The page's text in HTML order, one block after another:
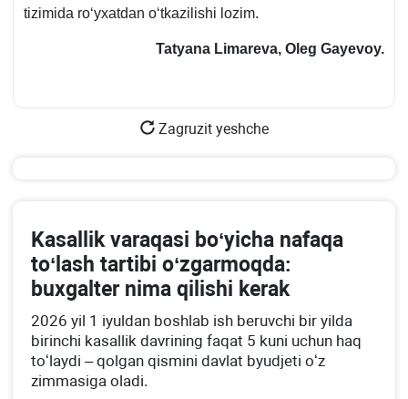
tizimida roʻyхatdan oʻtkazilishi lozim.
Tatyana Limareva, Oleg Gayevoy.
Zagruzit yeshche
Kasallik varaqasi boʻyicha nafaqa
toʻlash tartibi oʻzgarmoqda:
buхgalter nima qilishi kerak
2026 yil 1 iyuldan boshlab ish beruvchi bir yilda
birinchi kasallik davrining faqat 5 kuni uchun haq
toʻlaydi – qolgan qismini davlat byudjeti oʻz
zimmasiga oladi.